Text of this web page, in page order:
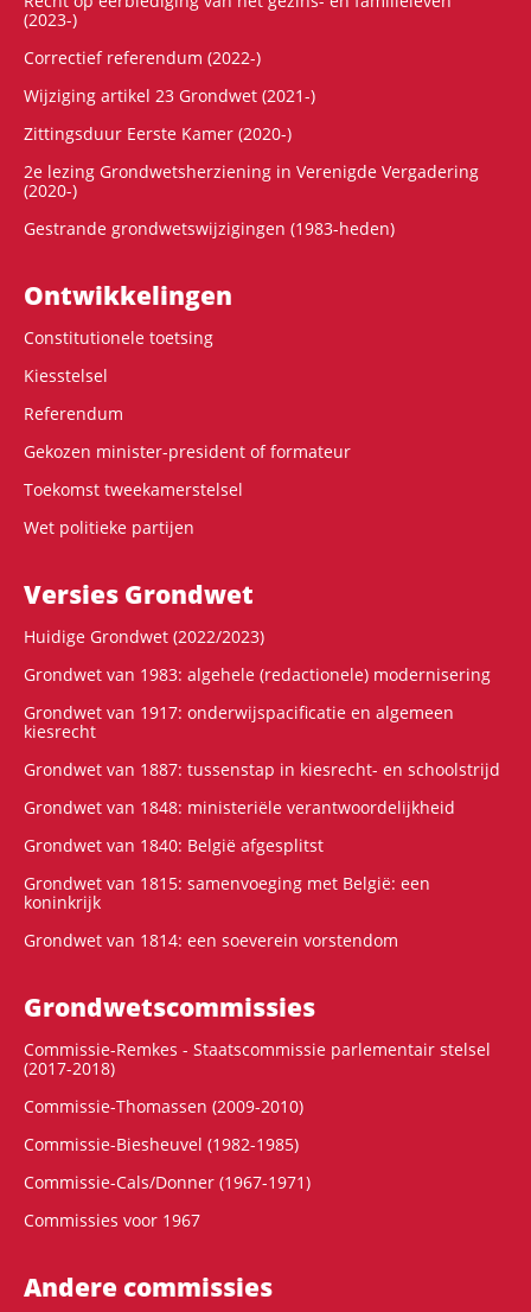
(2023-)
Correctief referendum (2022-)
Wijziging artikel 23 Grondwet (2021-)
Zittingsduur Eerste Kamer (2020-)
2e lezing Grondwetsherziening in Verenigde Vergadering
(2020-)
Gestrande grondwetswijzigingen (1983-heden)
Ontwikke­lingen
Constitutionele toetsing
Kiesstelsel
Referendum
Gekozen minister-president of formateur
Toekomst tweekamerstelsel
Wet politieke partijen
Versies Grondwet
Huidige Grondwet (2022/2023)
Grondwet van 1983: algehele (redactionele) modernisering
Grondwet van 1917: onderwijspacificatie en algemeen
kiesrecht
Grondwet van 1887: tussenstap in kiesrecht- en schoolstrijd
Grondwet van 1848: ministeriële verantwoordelijkheid
Grondwet van 1840: België afgesplitst
Grondwet van 1815: samenvoeging met België: een
koninkrijk
Grondwet van 1814: een soeverein vorstendom
Grondwets­commissies
Commissie-Remkes - Staatscommissie parlementair stelsel
(2017-2018)
Commissie-Thomassen (2009-2010)
Commissie-Biesheuvel (1982-1985)
Commissie-Cals/Donner (1967-1971)
Commissies voor 1967
Andere commissies